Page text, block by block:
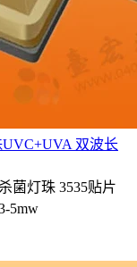
UVC+UVA 双波长
菌灯珠 3535贴片
5mw